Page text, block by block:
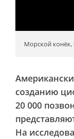
Морской
созданию
20 000
На